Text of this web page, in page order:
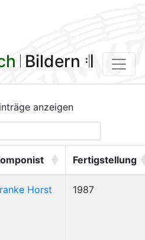
𝄀 Bildern 𝄇
anzeigen
Fertigstellung
Horst 1987